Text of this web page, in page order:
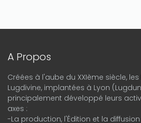
A Propos
Créées à l'aube du XXIème siècle,
Lugdivine, implantées à Lyon
principalement développé leurs
axes :
-La production, l'Édition et la